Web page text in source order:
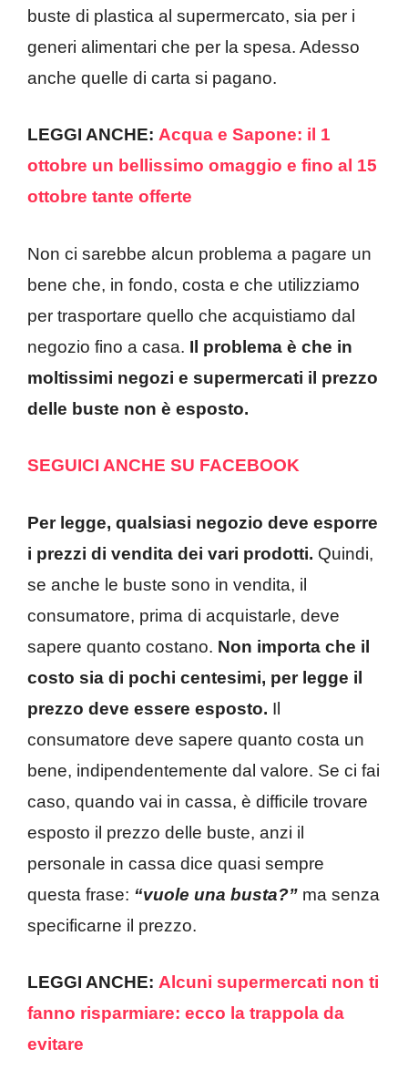
buste di plastica al supermercato, sia per i
generi alimentari che per la spesa. Adesso
anche quelle di carta si pagano.
LEGGI ANCHE: Acqua e Sapone: il 1
ottobre un bellissimo omaggio e fino al 15
ottobre tante offerte
Non ci sarebbe alcun problema a pagare un
bene che, in fondo, costa e che utilizziamo
per trasportare quello che acquistiamo dal
negozio fino a casa. Il problema è che in
moltissimi negozi e supermercati il prezzo
delle buste non è esposto.
SEGUICI ANCHE SU FACEBOOK
Per legge, qualsiasi negozio deve esporre
i prezzi di vendita dei vari prodotti. Quindi,
se anche le buste sono in vendita, il
consumatore, prima di acquistarle, deve
sapere quanto costano. Non importa che il
costo sia di pochi centesimi, per legge il
prezzo deve essere esposto. Il
consumatore deve sapere quanto costa un
bene, indipendentemente dal valore. Se ci fai
caso, quando vai in cassa, è difficile trovare
esposto il prezzo delle buste, anzi il
personale in cassa dice quasi sempre
questa frase: “vuole una busta?” ma senza
specificarne il prezzo.
LEGGI ANCHE: Alcuni supermercati non ti
fanno risparmiare: ecco la trappola da
evitare